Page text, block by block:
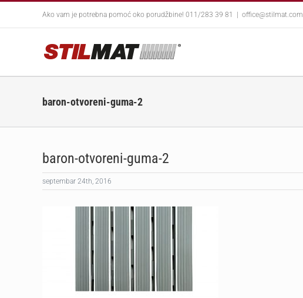
content
Ako vam je potrebna pomoć oko porudžbine! 011/283 39 81 office@stilmat.com
baron-otvoreni-guma-2
baron-otvoreni-guma-2
septembar 24th, 2016